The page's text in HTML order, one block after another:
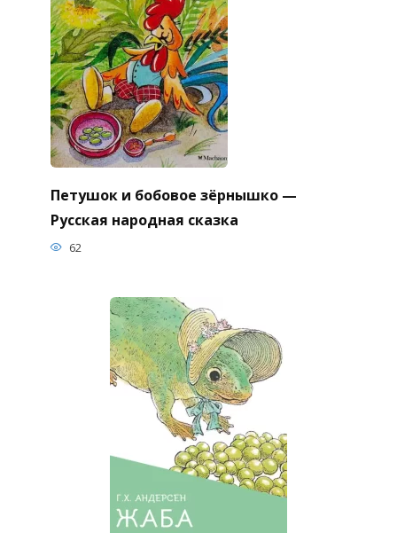
Петушок и бобовое зёрнышко —
Русская народная сказка
62